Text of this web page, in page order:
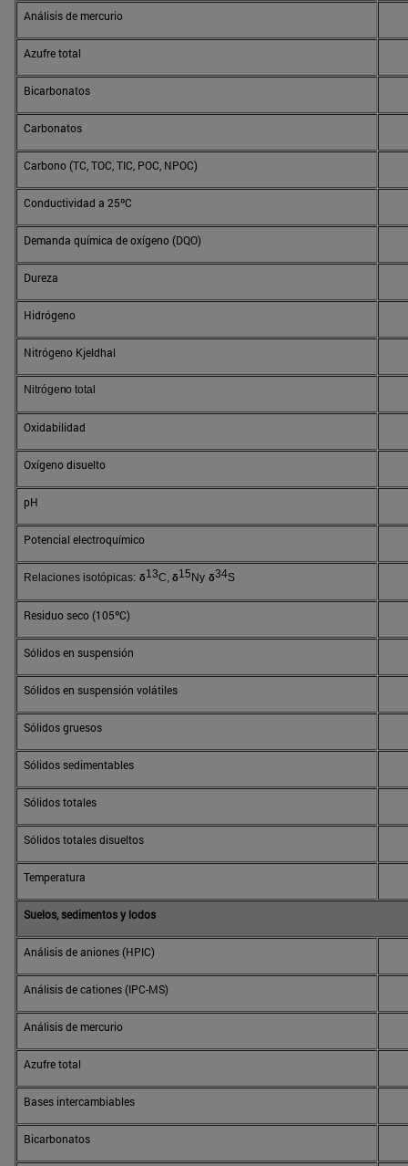
Análisis de mercurio
Azufre total
Bicarbonatos
Carbonatos
Carbono (TC, TOC, TIC, POC, NPOC)
Conductividad a 25ºC
Demanda química de oxígeno (DQO)
Dureza
Hidrógeno
Nitrógeno Kjeldhal
Nitrógeno total
Oxidabilidad
Oxígeno disuelto
pH
Potencial electroquímico
Re aciones isotópicas: δ13C, δ15 Ny δ34S
Residuo seco (105ºC)
Sólidos en suspensión
Sólidos en suspensión volátiles
Sólidos gruesos
Sólidos sedimentables
Sólidos totales
Sólidos totales disueltos
Temperatura
Suelos, sedimentos y lodos
Análisis de aniones (HPIC)
Análisis de cationes (IPC-MS)
Análisis de mercurio
Azufre total
Bases intercambiables
Bicarbonatos